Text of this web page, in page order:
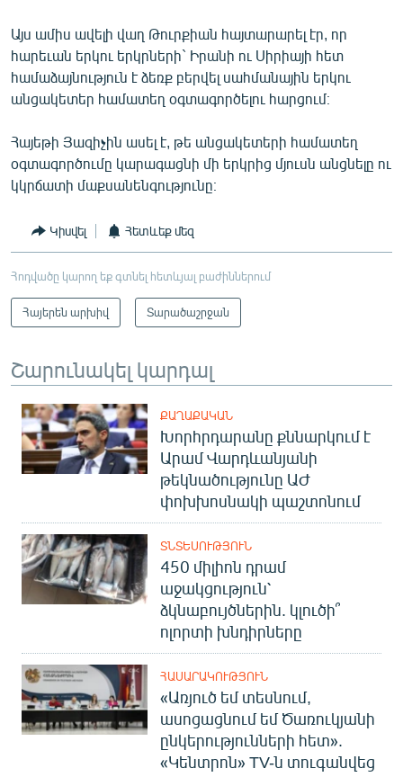
Այս ամիս ավելի վաղ Թուրքիան հայտարարել էր, որ
հարեւան երկու երկրների` Իրանի ու Սիրիայի հետ
համաձայնություն է ձեռք բերվել սահմանային երկու
անցակետեր համատեղ օգտագործելու հարցում։
Հայեթի Յազիչին ասել է, թե անցակետերի համատեղ
օգտագործումը կարագացնի մի երկրից մյուսն անցնելը ու
կկրճատի մաքսանենգությունը։
Կիսվել Հետևեք մեզ
Հոդվածը կարող եք գտնել հետևյալ բաժիններում
Հայերեն արխիվ Տարածաշրջան
Շարունակել կարդալ
ՔԱՂԱՔԱԿԱՆ
Խորհրդարանը քննարկում է
Արամ Վարդևանյանի
թեկնածությունը ԱԺ
փոխխոսնակի պաշտոնում
ՏՆՏԵՍՈՒԹՅՈՒՆ
450 միլիոն դրամ
աջակցություն՝
ձկնաբույծներին. կլուծի՞
ոլորտի խնդիրները
ՀԱՍԱՐԱԿՈՒԹՅՈՒՆ
«Առյուծ եմ տեսնում,
ասոցացնում եմ Ծառուկյանի
ընկերությունների հետ».
«Կենտրոն» TV-ն տուգանվեց